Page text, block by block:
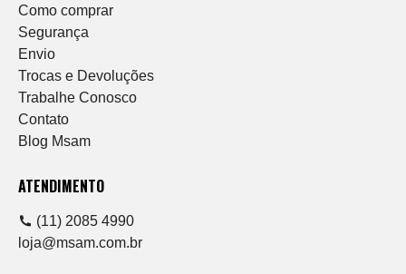
Como comprar
Segurança
Envio
Trocas e Devoluções
Trabalhe Conosco
Contato
Blog Msam
ATENDIMENTO
(11) 2085 4990
loja@msam.com.br